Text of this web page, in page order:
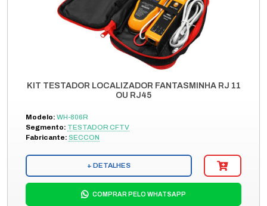
KIT TESTADOR LOCALIZADOR FANTASMINHA RJ 11
OU RJ45
Modelo: WH-806R
Segmento: TESTADOR CFTV
Fabricante: SECCON
+ DETALHES
COMPRAR PELO WHATSAPP